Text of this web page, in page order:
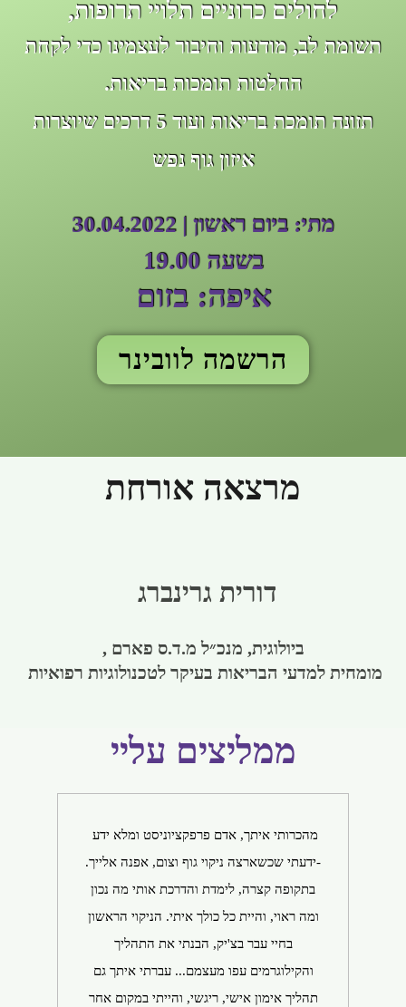
לחולים כרוניים תלויי תרופות,
תשומת לב, מודעות וחיבור לעצמינו כדי לקחת
החלטות תומכות בריאות.
תזונה תומכת בריאות ועוד 5 דרכים שיוצרות
איזון גוף נפש
מתי: ביום ראשון | 30.04.2022
בשעה 19.00
איפה: בזום
הרשמה לוובינר
מרצאה אורחת
דורית גרינברג
ביולוגית, מנכ״ל מ.ד.ס פארם ,
מומחית למדעי הבריאות בעיקר לטכנולוגיות רפואיות
ממליצים עליי
‬בחיי‭ ‬עבר‭ ‬בצ‭'‬יק‭,‬ הבנתי את התהליך
והקילוגרמים‭ ‬עפו‭ ‬מעצמם... עברתי איתך גם
תהליך אימון אישי, ריגשי, והייתי במקום אחר